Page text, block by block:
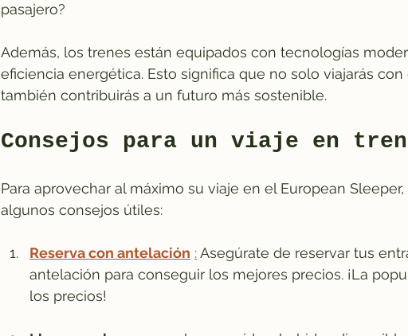
pasajero?
Además, los trenes están equipados con tecnologías
eficiencia energética. Esto significa que no solo viajarás
también contribuirás a un futuro más sostenible.
Consejos para un viaje en
Para aprovechar al máximo su viaje en el European
algunos consejos útiles:
Reserva con antelación : Asegúrate de reservar tus
antelación para conseguir los mejores precios. ¡La
los precios!